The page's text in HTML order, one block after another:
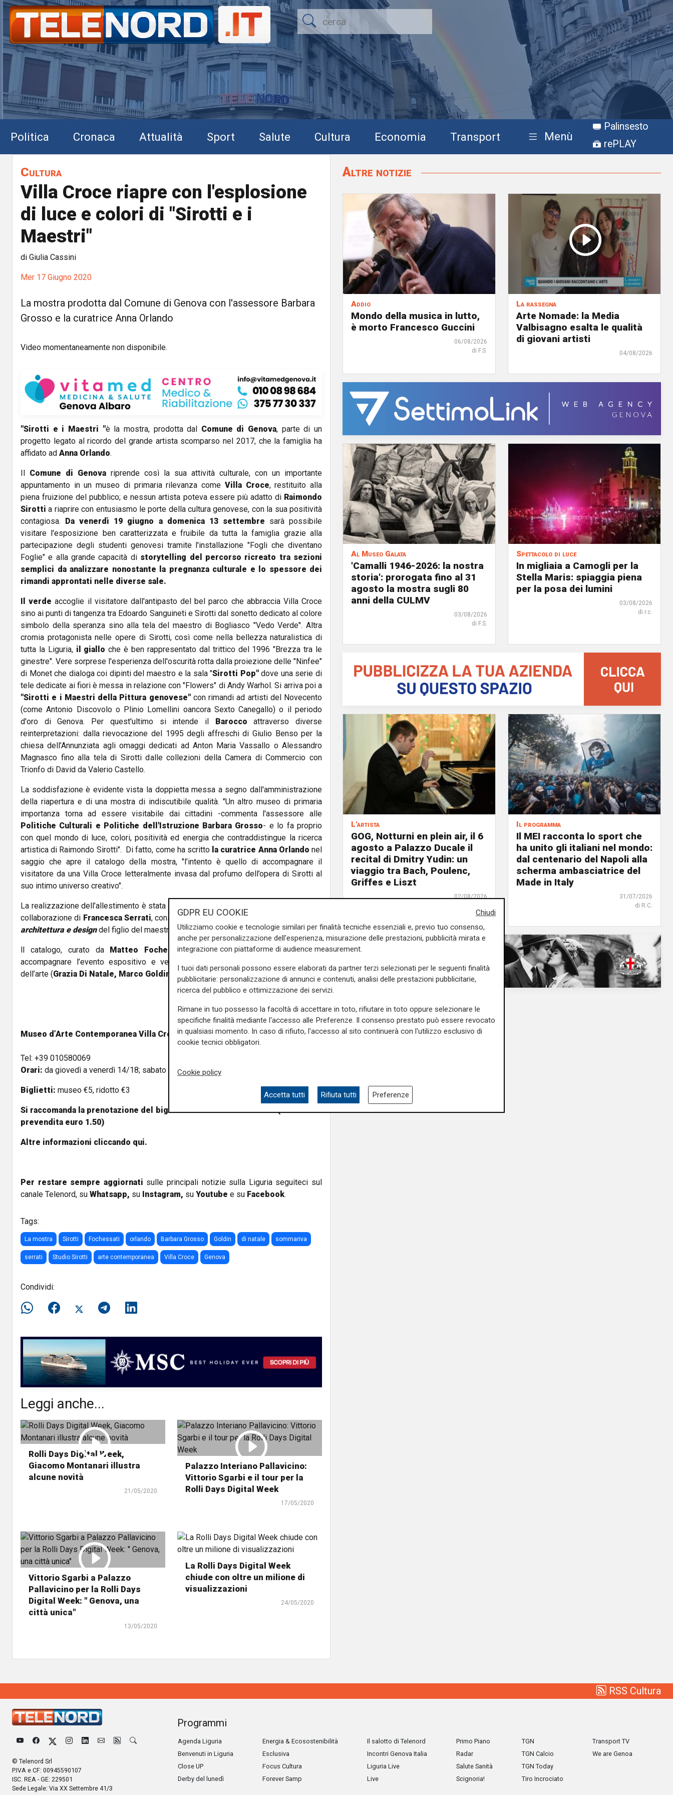
Politica Cronaca Attualità Sport Salute Cultura Economia Transport Menù
Palinsesto
rePLAY
Cultura
Villa Croce riapre con l'esplosione
di luce e colori di "Sirotti e i
Maestri"
di Giulia Cassini
Mer 17 Giugno 2020
La mostra prodotta dal Comune di Genova con l'assessore Barbara
Grosso e la curatrice Anna Orlando
Video momentaneamente non disponibile.
"Sirotti e i Maestri "è la mostra, prodotta dal Comune di Genova, parte di un
progetto legato al ricordo del grande artista scomparso nel 2017, che la famiglia ha
affidato ad Anna Orlando.
Comune di Genova riprende così la sua attività culturale, con un importante
appuntamento in un museo di primaria rilevanza come Villa Croce, restituito alla
piena fruizione del pubblico; e nessun artista poteva essere più adatto di Raimondo
Sirotti a riaprire con entusiasmo le porte della cultura genovese, con la sua positività
contagiosa.
Da venerdì 19 giugno a domenica 13 settembre sarà possibile
visitare l'esposizione ben caratterizzata e fruibile da tutta la famiglia grazie alla
partecipazione degli studenti genovesi tramite l'installazione "Fogli che diventano
Foglie" e alla grande capacità di storytelling del percorso ricreato tra sezioni
semplici da analizzare nonostante la pregnanza culturale e lo spessore dei
rimandi approntati nelle diverse sale.
Il verde accoglie il visitatore dall'antipasto del bel parco che abbraccia Villa Croce
sino ai punti di tangenza tra Edoardo Sanguineti e Sirotti dal sonetto dedicato al colore
simbolo della speranza sino alla tela del maestro di Bogliasco "Vedo Verde". Altra
cromia protagonista nelle opere di Sirotti, così come nella bellezza naturalistica di
tutta la Liguria, il giallo che è ben rappresentato dal trittico del 1996 "Brezza tra le
ginestre". Vere sorprese l'esperienza dell'oscurità rotta dalla proiezione delle "Ninfee"
di Monet che dialoga coi dipinti del maestro e la sala "Sirotti Pop"dove una serie di
tele dedicate ai fiori è messa in relazione con "Flowers" di Andy Warhol. Si arriva poi a
"Sirotti e i Maestri della Pittura genovese"con rimandi ad artisti del Novecento
(come Antonio Discovolo o Plinio Lomellini oancora Sexto Canegallo) o il periodo
d'oro di Genova. Per quest'ultimo si intende il
Barocco attraverso diverse
reinterpretazioni: dalla rievocazione del 1995 degli affreschi di Giulio Benso per la
chiesa dell’Annunziata agli omaggi dedicati ad Anton Maria Vassallo o Alessandro
Magnasco fino alla tela di Sirotti dalle collezioni della Camera di Commercio con
Trionfo di David da Valerio Castello.
La soddisfazione è evidente vista la doppietta messa a segno dall'amministrazione
della riapertura e di una mostra di indiscutibile qualità. "Un altro museo di primaria
importanza torna ad essere visitabile dai cittadini -commenta l'assessore alle
Politiche Culturali e Politiche dell'Istruzione Barbara Grosso- e lo fa proprio
con quel mondo di luce, colori, positività ed energia che contraddistingue la ricerca
artistica di Raimondo Sirotti". Di fatto, come ha scritto la curatrice Anna Orlandonel
saggio che apre il catalogo della mostra, "l’intento è quello di accompagnare il
visitatore da una Villa Croce letteralmente invasa dal profumo dell’opera di Sirotti al
suo intimo universo creativo".
La realizzazione dell’allestimento è stata condotta, in base alle idee curatoriali, con la
collaborazione di Francesca Serrati, conservatore del museo, e con lo
architettura e designdel figlio del maestro, Riccardo Sirotti.
ll catalogo, curato da Matteo FochessatieAnna Orlandoè Sagepper
accompagnare l’evento espositivo e vede coinvolti, oltre ai curatori, altri storici
dell’arte (Grazia Di Natale, Marco Goldin e Giulio Sommariva ).
Museo d’Arte Contemporanea Villa Croce (via Jacopo Ruffini 3, Genova)
Tel: +39 010580069
Orari: da giovedì a venerdì 14/18; sabato e domenica 10/18
Biglietti: museo €5, ridotto €3
Si raccomanda la prenotazione del biglietto online suTICKETONE (servizio di
prevendita euro 1.50)
Altre informazioni cliccando qui.
Per restare sempre aggiornati sulle principali notizie sulla Liguria seguiteci sul
canale Telenord, su Whatsapp, su Instagram, su Youtube e su Facebook.
Tags:
La mostra Sirotti Fochessati orlando Barbara Grosso Goldin di natale sommariva
serrati Studio Sirotti arte contemporanea Villa Croce Genova
Condividi:
Leggi anche...
Rolli Days Digital Week,
Giacomo Montanari illustra
alcune novità
21/05/2020
Palazzo Interiano Pallavicino:
Vittorio Sgarbi e il tour per la
Rolli Days Digital Week
17/05/2020
Vittorio Sgarbi a Palazzo
Pallavicino per la Rolli Days
Digital Week: " Genova, una
città unica"
13/05/2020
La Rolli Days Digital Week
chiude con oltre un milione di
visualizzazioni
24/05/2020
Altre notizie
Addio
Mondo della musica in lutto,
è morto Francesco Guccini
06/08/2026
di F.S.
La rassegna
Arte Nomade: la Media
Valbisagno esalta le qualità
di giovani artisti
04/08/2026
Al Museo Galata
'Camalli 1946-2026: la nostra
storia': prorogata fino al 31
agosto la mostra sugli 80
anni della CULMV
03/08/2026
di F.S.
Spettacolo di luce
In migliaia a Camogli per la
Stella Maris: spiaggia piena
per la posa dei lumini
03/08/2026
di r.c.
L'artista
GOG, Notturni en plein air, il 6
agosto a Palazzo Ducale il
recital di Dmitry Yudin: un
viaggio tra Bach, Poulenc,
Griffes e Liszt
02/08/2026
Il programma
Il MEI racconta lo sport che
ha unito gli italiani nel mondo:
dal centenario del Napoli alla
scherma ambasciatrice del
Made in Italy
31/07/2026
di R.C.
RSS Cultura
© Telenord Srl
P.IVA e CF: 00945590107
ISC. REA - GE: 229501
Sede Legale: Via XX Settembre 41/3
Programmi
Agenda Liguria
Benvenuti in Liguria
Close UP
Derby del lunedì
Energia & Ecosostenibilità
Esclusiva
Focus Cultura
Forever Samp
Il salotto di Telenord
Incontri Genova Italia
Liguria Live
Live
Primo Piano
Radar
Salute Sanità
Scignoria!
TGN
TGN Calcio
TGN Today
Tiro Incrociato
Transport TV
We are Genoa
Chiudi
GDPR EU COOKIE
Utilizziamo cookie e tecnologie similari per finalità tecniche essenziali e, previo tuo consenso,
anche per personalizzazione dell'esperienza, misurazione delle prestazioni, pubblicità mirata e
integrazione con piattaforme di audience measurement.
I tuoi dati personali possono essere elaborati da partner terzi selezionati per le seguenti finalità
pubblicitarie: personalizzazione di annunci e contenuti, analisi delle prestazioni pubblicitarie,
ricerca del pubblico e ottimizzazione dei servizi.
Rimane in tuo possesso la facoltà di accettare in toto, rifiutare in toto oppure selezionare le
specifiche finalità mediante l'accesso alle Preferenze. Il consenso prestato può essere revocato
in qualsiasi momento. In caso di rifiuto, l'accesso al sito continuerà con l'utilizzo esclusivo di
cookie tecnici obbligatori.
Cookie policy
Accetta tutti Rifiuta tutti Preferenze